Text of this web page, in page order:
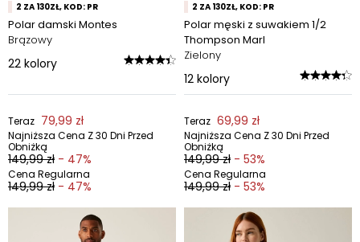
2 ZA 130ZŁ, KOD: PR
Polar damski Montes
Brązowy
22 kolory
Teraz 79,99 zł
Najniższa Cena Z 30 Dni Przed
Obniżką
149,99 zł - 47%
Cena Regularna
149,99 zł - 47%
2 ZA 130ZŁ, KOD: PR
Polar męski z suwakiem 1/2
Thompson Marl
Zielony
12 kolory
Teraz 69,99 zł
Najniższa Cena Z 30 Dni Przed
Obniżką
149,99 zł - 53%
Cena Regularna
149,99 zł - 53%